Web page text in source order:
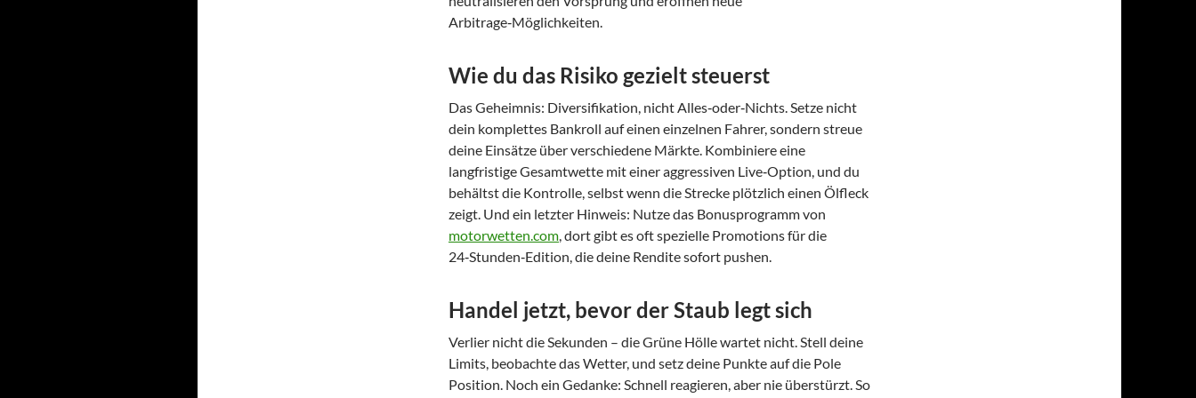
Arbitrage‑Möglichkeiten.
Wie du das Risiko gezielt steuerst
Das Geheimnis: Diversifikation, nicht Alles‑oder‑Nichts. Setze nicht
dein komplettes Bankroll auf einen einzelnen Fahrer, sondern streue
deine Einsätze über verschiedene Märkte. Kombiniere eine
langfristige Gesamtwette mit einer aggressiven Live‑Option, und du
behältst die Kontrolle, selbst wenn die Strecke plötzlich einen Ölfleck
zeigt. Und ein letzter Hinweis: Nutze das Bonus­programm von
motorwetten.com, dort gibt es oft spezielle Promotions für die
24‑Stunden‑Edition, die deine Rendite sofort pushen.
Handel jetzt, bevor der Staub legt sich
Verlier nicht die Sekunden – die Grüne Hölle wartet nicht. Stell deine
Limits, beobachte das Wetter, und setz deine Punkte auf die Pole
Position. Noch ein Gedanke: Schnell reagieren, aber nie überstürzt. So